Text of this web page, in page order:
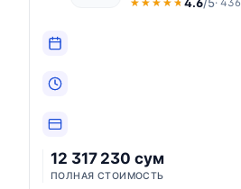
★★★★★
★★★★★
12 317 230 сум
ПОЛНАЯ СТОИМОСТЬ